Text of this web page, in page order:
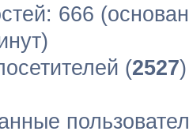
666
(2527